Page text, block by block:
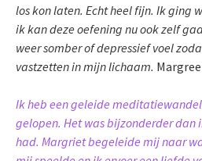
los kon laten. Echt heel fijn. Ik ging
ik kan deze oefening nu ook zelf
weer somber of depressief voel
vastzetten in mijn lichaam.
Ik heb een geleide
gelopen. Het was bijzonderder dan
had. Margriet begeleide mij naar